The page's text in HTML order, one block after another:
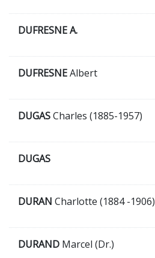
DUFRESNE A.
DUFRESNEAlbert
DUGASCharles (1885-1957)
DUGAS
DURAN Charlotte (1884 -1906)
DURAND Marcel (Dr.)